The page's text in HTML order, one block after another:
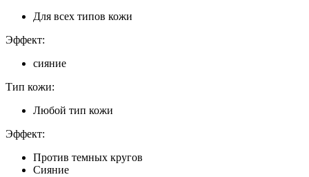
Для всех типов кожи
Эффект:
сияние
Тип кожи:
Любой тип кожи
Эффект:
Против темных кругов
Сияние